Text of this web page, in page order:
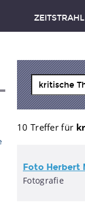
ZEITSTRAHL
10 Treffer für
Foto Herbert
Fotografie